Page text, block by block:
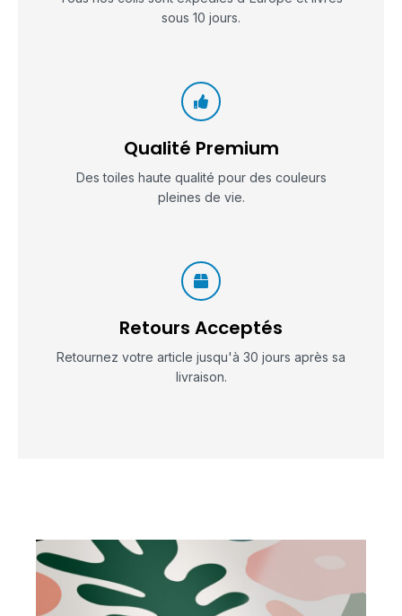
sous 10 jours.
Qualité Premium
Des toiles haute qualité pour des couleurs
pleines de vie.
Retours Acceptés
Retournez votre article jusqu'à 30 jours après sa
livraison.